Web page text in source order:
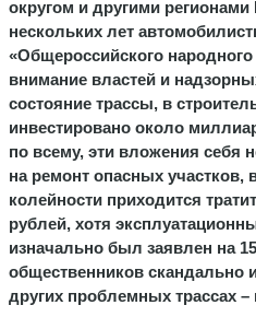
округом и другими
нескольких лет
«Общероссийского
внимание властей и
состояние трассы, в
инвестировано около
по всему, эти вложения себя
на ремонт опасных
колейности приходится
рублей, хотя
изначально был заявлен на
общественников скандально
других проблемных трассах